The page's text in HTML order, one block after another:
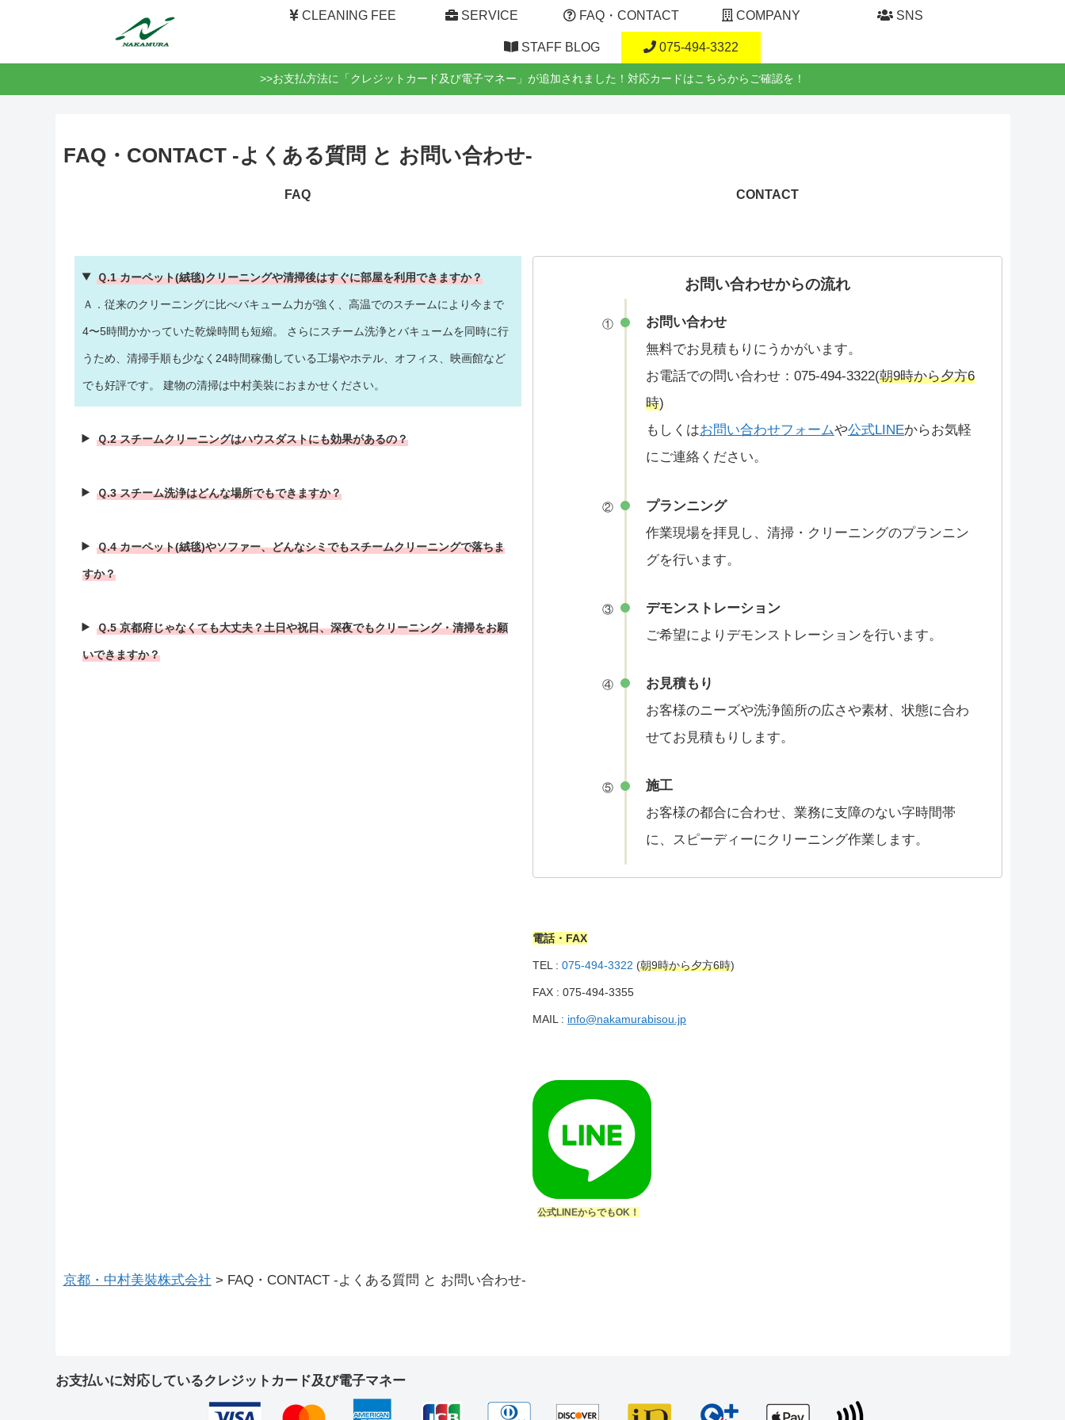
CLEANING FEE SERVICE FAQ・CONTACT COMPANY SNS
STAFF BLOG 075-494-3322
>>お支払方法に「クレジットカード及び電子マネー」が追加されました！対応カードはこちらからご確認を！
FAQ・CONTACT -よくある質問 と お問い合わせ-
FAQ
Ｑ.1 カーペット(絨毯)クリーニングや清掃後はすぐに部屋を利用できますか？
Ａ．従来のクリーニングに比べバキューム力が強く、高温でのスチームにより今まで
4〜5時間かかっていた乾燥時間も短縮。 さらにスチーム洗浄とバキュームを同時に行
うため、清掃手順も少なく24時間稼働している工場やホテル、オフィス、映画館など
でも好評です。 建物の清掃は中村美裝におまかせください。
Ｑ.2 スチームクリーニングはハウスダストにも効果があるの？
Ｑ.3 スチーム洗浄はどんな場所でもできますか？
Ｑ.4 カーペット(絨毯)やソファー、どんなシミでもスチームクリーニングで落ちま
すか？
Ｑ.5 京都府じゃなくても大丈夫？土日や祝日、深夜でもクリーニング・清掃をお願
いできますか？
CONTACT
お問い合わせからの流れ
①
お問い合わせ
無料でお見積もりにうかがいます。
お電話での問い合わせ：075-494-3322(朝9時から夕方6
時)
もしくはお問い合わせフォームや公式LINEからお気軽
にご連絡ください。
②
プランニング
作業現場を拝見し、清掃・クリーニングのプランニン
グを行います。
③
デモンストレーション
ご希望によりデモンストレーションを行います。
④
お見積もり
お客様のニーズや洗浄箇所の広さや素材、状態に合わ
せてお見積もりします。
⑤
施工
お客様の都合に合わせ、業務に支障のない字時間帯
に、スピーディーにクリーニング作業します。
電話・FAX
TEL : 075-494-3322 (朝9時から夕方6時)
FAX : 075-494-3355
MAIL : info@nakamurabisou.jp
公式LINEからでもOK！
京都・中村美裝株式会社 > FAQ・CONTACT -よくある質問 と お問い合わせ-
お支払いに対応しているクレジットカード及び電子マネー